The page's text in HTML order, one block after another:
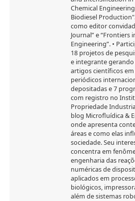
Chemical
Biodiesel
como editor
Journal” e “Frontiers
Engineering”. •
18 projetos de
e integrante
artigos científicos
periódicos
depositadas e 7
com registro no
Propriedade
blog Microfluídica &
onde apresenta
áreas e como elas
sociedade. Seu
concentra em
engenharia das
numéricas de
aplicados em
biológicos,
além de sistemas